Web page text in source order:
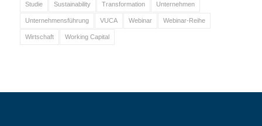
Studie Sustainability Transformation Unternehmen
Unternehmensführung VUCA Webinar Webinar-Reihe
Wirtschaft Working Capital